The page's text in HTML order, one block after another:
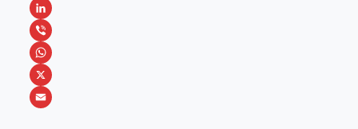
a
c
e
b
o
M
e
s
s
e
L
i
n
k
V
i
b
W
h
X